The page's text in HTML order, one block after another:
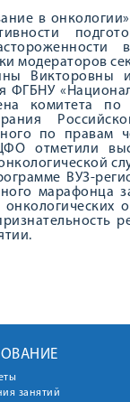
в
модераторов
Викторовны
ФГБНУ
комитета по
по правам
отметили
ВУЗ-
занятий